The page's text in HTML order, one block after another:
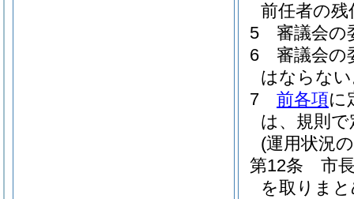
前任者の
5
審議会の
6
審議会の
はならな
7
前各項に
は、規則
(運用状況
第12条
市
を取りま